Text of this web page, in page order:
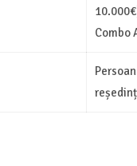
Combo